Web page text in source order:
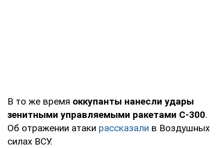
В то же время оккупанты нанесли удары
зенитными управляемыми ракетами С-300.
Об отражении атаки рассказали в Воздушных
силах ВСУ.